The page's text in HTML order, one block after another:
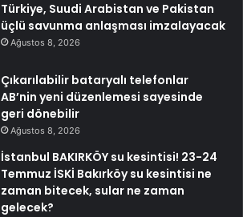
Türkiye, Suudi Arabistan ve Pakistan
üçlü savunma anlaşması imzalayacak
Ağustos 8, 2026
Çıkarılabilir bataryalı telefonlar
AB’nin yeni düzenlemesi sayesinde
geri dönebilir
Ağustos 8, 2026
İstanbul BAKIRKÖY su kesintisi! 23-24
Temmuz İSKİ Bakırköy su kesintisi ne
zaman bitecek, sular ne zaman
gelecek?